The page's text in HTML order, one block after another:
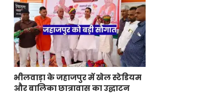
भीलवाड़ा के जहाजपुर में खेल स्टेडियम
और बालिका छात्रावास का उद्घाटन